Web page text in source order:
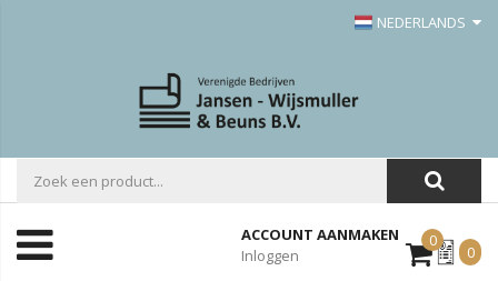
NEDERLANDS
ACCOUNT AANMAKEN
Inloggen
0Mijn
Offerte
0